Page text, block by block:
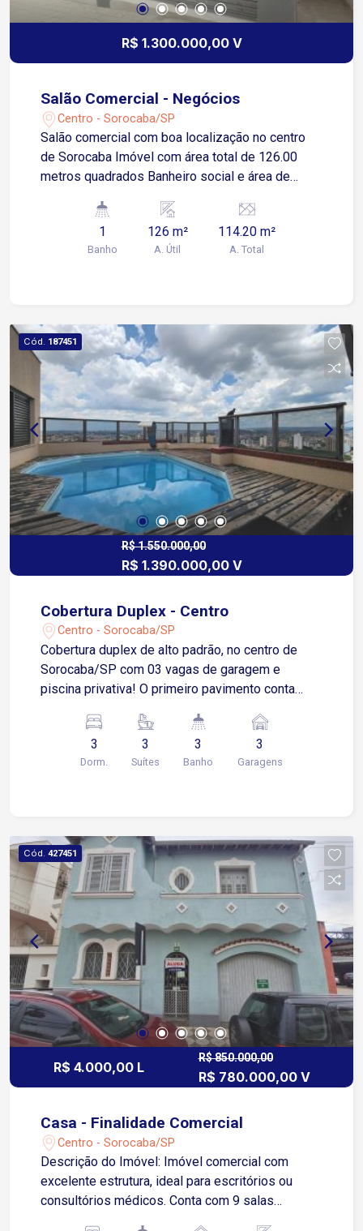
R$ 1.300.000,00 V
Salão Comercial - Negócios
Centro - Sorocaba/SP
Salão comercial com boa localização no centro
de Sorocaba Imóvel com área total de 126.00
metros quadrados Banheiro social e área de
1
Banho
126 m²
A. Útil
114.20 m²
A. Total
Cód. 187451
R$ 1.550.000,00
R$ 1.390.000,00 V
Cobertura Duplex - Centro
Centro - Sorocaba/SP
Cobertura duplex de alto padrão, no centro de
Sorocaba/SP com 03 vagas de garagem e
piscina privativa! O primeiro pavimento conta
vista panorâmica, cozinha com armários, copa, 2
suítes com armários, lavabo e dependência de
empregada. O pavimento superior conta com 1
3
Dorm.
3
Suítes
3
Banho
3
Garagens
Cód. 427451
R$ 4.000,00 L
R$ 850.000,00
R$ 780.000,00 V
Casa - Finalidade Comercial
Centro - Sorocaba/SP
Descrição do Imóvel: Imóvel comercial com
excelente estrutura, ideal para escritórios ou
consultórios médicos. Conta com 9 salas